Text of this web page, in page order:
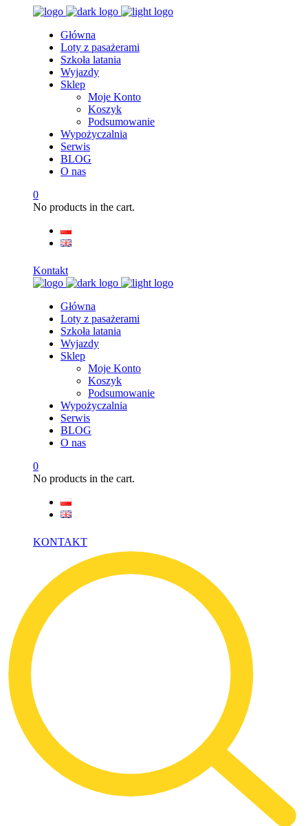
Główna
Loty z pasażerami
Szkoła latania
Wyjazdy
Sklep
Moje Konto
Koszyk
Podsumowanie
Wypożyczalnia
Serwis
BLOG
O nas
0
No products in the cart.
Kontakt
Główna
Loty z pasażerami
Szkoła latania
Wyjazdy
Sklep
Moje Konto
Koszyk
Podsumowanie
Wypożyczalnia
Serwis
BLOG
O nas
0
No products in the cart.
KONTAKT